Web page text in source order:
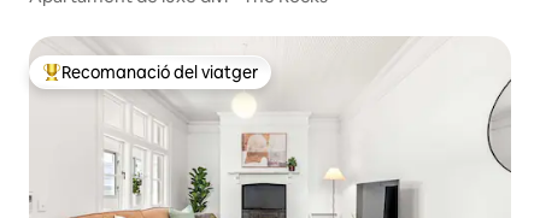
Principals recomanacions dels viatgers
Recomanació del viatger